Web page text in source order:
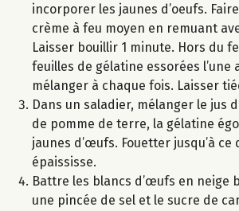
incorporer les jaunes d’oeufs.
crème à feu moyen en remuant
Laisser bouillir 1 minute. Hors du
feuilles de gélatine essorées l’une
mélanger à chaque fois. Laisser
Dans un saladier, mélanger le jus
de pomme de terre, la gélatine
jaunes d’œufs. Fouetter jusqu’à ce
épaississe.
Battre les blancs d’œufs en neige
une pincée de sel et le sucre de